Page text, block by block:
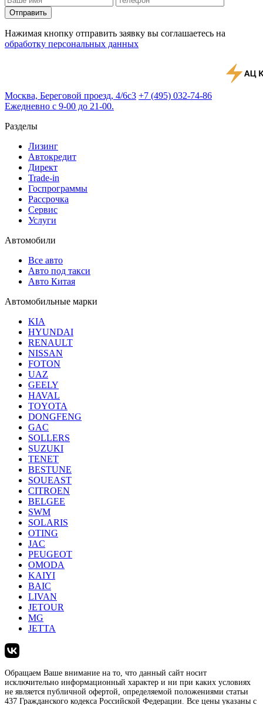
Отправить
Нажимая кнопку отправить заявку вы соглашаетесь на
обработку персональных данных
Москва, Береговой проезд, 4/6с3 +7 (495) 032-74-86
Ежедневно с 9-00 до 21-00.
Разделы
Лизинг
Автокредит
Директ
Trade-in
Госпрограммы
Рассрочка
Сервис
Услуги
Автомобили
Все авто
Авто под такси
Авто Китая
Автомобильные марки
KIA
HYUNDAI
RENAULT
NISSAN
FOTON
UAZ
GEELY
HAVAL
TOYOTA
DONGFENG
GAC
SOLLERS
SUZUKI
TENET
BESTUNE
SOUEAST
CITROEN
BELGEE
SWM
SOLARIS
OTING
JAC
PEUGEOT
OMODA
KAIYI
BAIC
LIVAN
JETOUR
MG
JETTA
Обращаем Ваше внимание на то, что данный сайт носит
исключительно информационный характер и ни при каких условиях
не является публичной офертой, определяемой положениями статьи
437 Гражданского кодекса Российской Федерации. Все цены указаны с